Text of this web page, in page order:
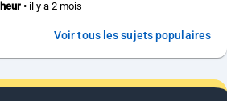
• il y a 2 mois
Voir tous les sujets populaires